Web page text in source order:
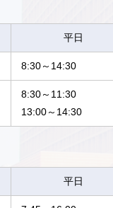
平日
8:30～14:30
8:30～11:30
13:00～14:30
平日